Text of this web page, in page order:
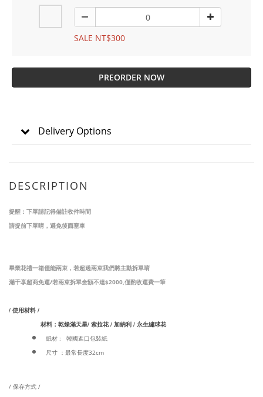
SALE NT$300
PREORDER NOW
Delivery Options
DESCRIPTION
提醒：下單請記得備註收件時間
請提前下單唷，避免後面塞車
畢業花禮一箱僅能兩束，若超過兩束我們將主動拆單唷
滿千享超商免運/若兩束拆單金額不達$2000,僅酌收運費一筆
/ 使用材料 /
材料： 乾燥滿天星/ 索拉花 / 加納利 / 永生繡球花
紙材 : 韓國進口包裝紙
尺寸 ：最常長度32cm
/ 保存方式 /